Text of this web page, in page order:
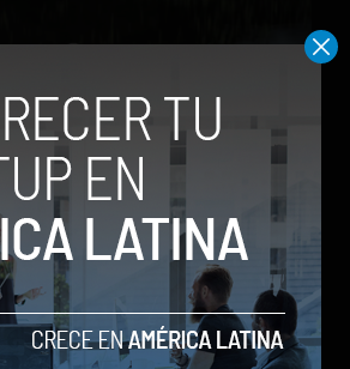
nueva IA de Alibaba que desafía a